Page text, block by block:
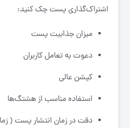
اشتراک‌گذاری پست چک کنید:
میزان جذابیت پست
دعوت به تعامل کاربران
کپشن‌ عالی
استفاده مناسب از هشتگ‌ها
دقت در زمان انتشار پست (